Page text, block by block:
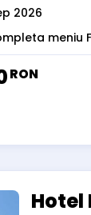
2026
meniu
RON
Hotel